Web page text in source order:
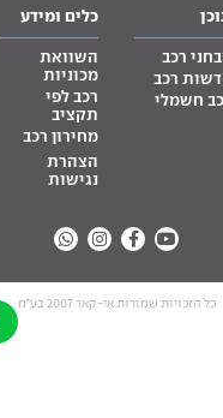
רכב
רכב
חשמלי
כלים ומידע
השוואת
מכוניות
רכב לפי
תקציב
מחירון רכב
הצהרת
נגישות
כל הזכויות שמורות אי-קאר 2007 בע”מ